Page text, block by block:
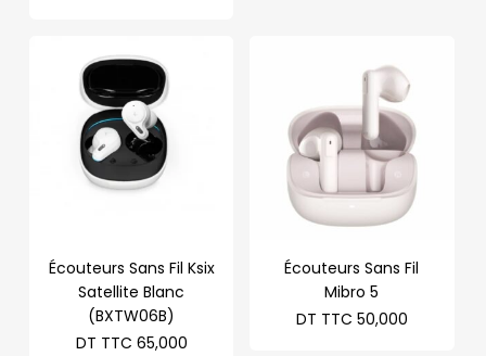
Écouteurs Sans Fil Ksix
Satellite Blanc
(BXTW06B)
DT TTC 65,000
Écouteurs Sans Fil
Mibro 5
DT TTC 50,000